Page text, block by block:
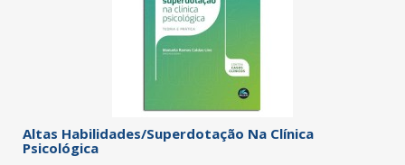
Altas Habilidades/Superdotação Na Clínica
Psicológica